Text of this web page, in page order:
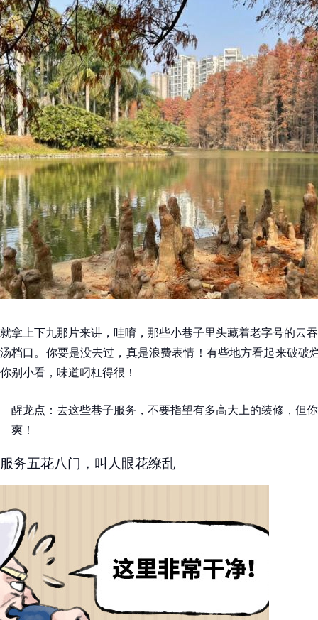
就拿上下九那片来讲，哇唷，那些小巷子里头藏着老字号的云
汤档口。你要是没去过，真是浪费表情！有些地方看起来破破
你别小看，味道叼杠得很！
醒龙点：去这些巷子服务，不要指望有多高大上的装修，但
爽！
服务五花八门，叫人眼花缭乱